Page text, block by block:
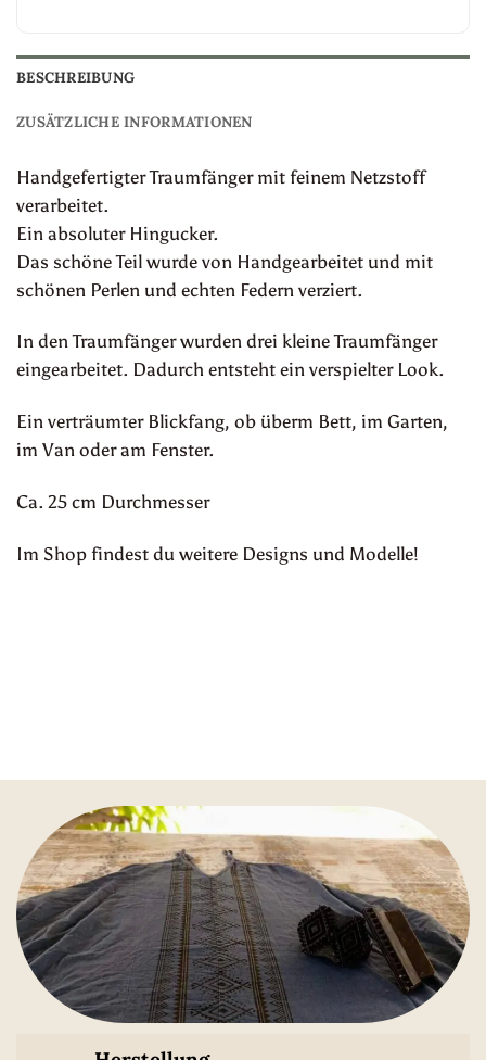
BESCHREIBUNG
ZUSÄTZLICHE INFORMATIONEN
Handgefertigter Traumfänger mit feinem Netzstoff
verarbeitet.
Ein absoluter Hingucker.
Das schöne Teil wurde von Handgearbeitet und mit
schönen Perlen und echten Federn verziert.
In den Traumfänger wurden drei kleine Traumfänger
eingearbeitet. Dadurch entsteht ein verspielter Look.
Ein verträumter Blickfang, ob überm Bett, im Garten,
im Van oder am Fenster.
Ca. 25 cm Durchmesser
Im Shop findest du weitere Designs und Modelle!